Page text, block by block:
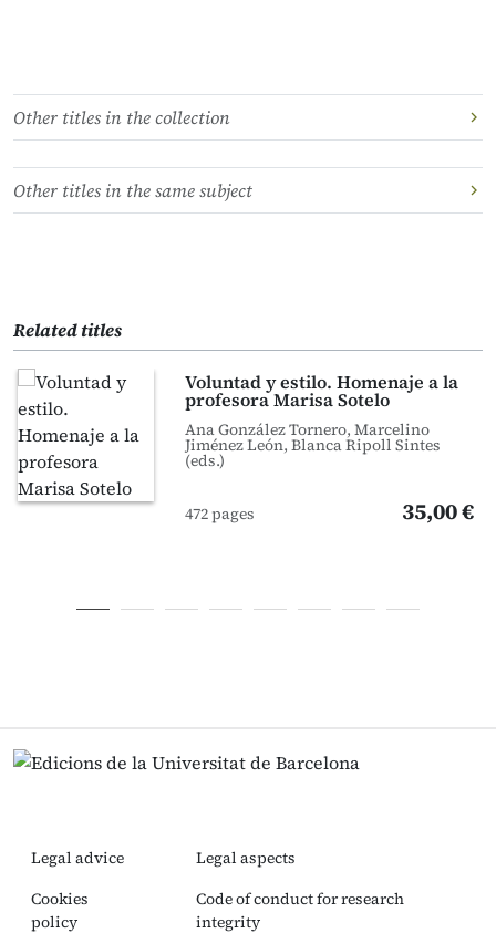
Other titles in the collection
Other titles in the same subject
Related titles
Voluntad y estilo. Homenaje a la
profesora Marisa Sotelo
Ana González Tornero, Marcelino
Jiménez León, Blanca Ripoll Sintes
(eds.)
472 pages 35,00 €
Legal advice
Cookies
policy
Legal aspects
Code of conduct for research
integrity